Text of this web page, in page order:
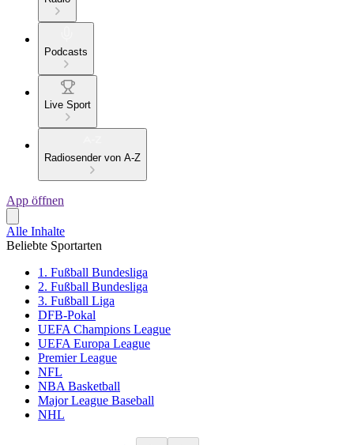
Podcasts
Live Sport
Radiosender von A-Z
App öffnen
Alle Inhalte
Beliebte Sportarten
1. Fußball Bundesliga
2. Fußball Bundesliga
3. Fußball Liga
DFB-Pokal
UEFA Champions League
UEFA Europa League
Premier League
NFL
NBA Basketball
Major League Baseball
NHL